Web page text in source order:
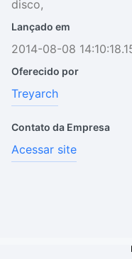
disco,
Lançado em
2014-08-08
Oferecido por
Treyarch
Contato da Empresa
Acessar site